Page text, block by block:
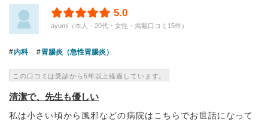
5.0
ayumi（本人・20代・女性・掲載口コミ15件）
内科 胃腸炎（急性胃腸炎）
この口コミは受診から5年以上経過しています。
清潔で、先生も優しい
私は小さい頃から風邪などの病院はこちらでお世話になって